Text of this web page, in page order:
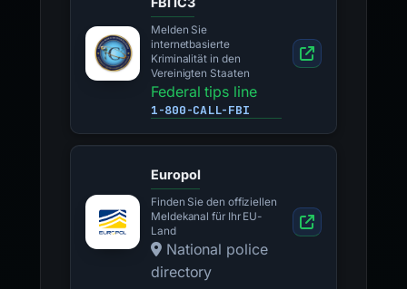
Melden Sie
internetbasierte
Kriminalität in den
Vereinigten Staaten
Federal tips line
1-800-CALL-FBI
Europol
Finden Sie den offiziellen
Meldekanal für Ihr EU-
Land
National police
directory